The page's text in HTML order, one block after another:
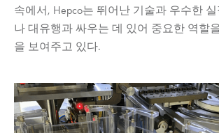
속에서, Hepco는 뛰어난 기술과 우수한
나 대유행과 싸우는 데 있어 중요한 역할
을 보여주고 있다.